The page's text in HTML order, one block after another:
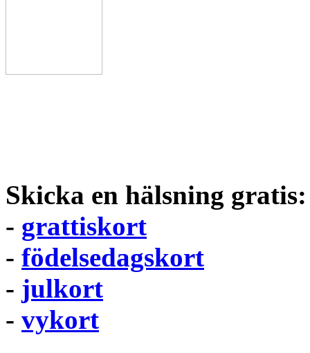
Skicka en hälsning gratis:
- grattiskort
- födelsedagskort
- julkort
- vykort